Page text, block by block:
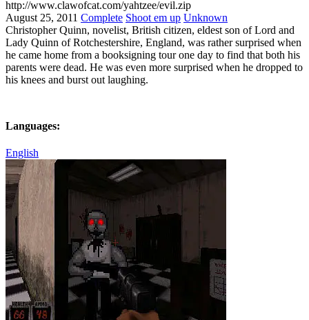
http://www.clawofcat.com/yahtzee/evil.zip
August 25, 2011 Complete Shoot em up Unknown
Christopher Quinn, novelist, British citizen, eldest son of Lord and
Lady Quinn of Rotchestershire, England, was rather surprised when
he came home from a booksigning tour one day to find that both his
parents were dead. He was even more surprised when he dropped to
his knees and burst out laughing.
Languages:
English